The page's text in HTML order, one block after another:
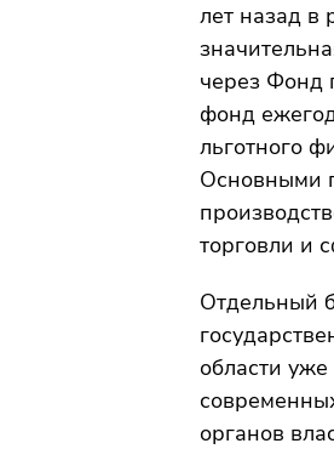
лет назад в
через Фонд
фонд
льготного
Основными
торговли и
Отдельный
области
органов